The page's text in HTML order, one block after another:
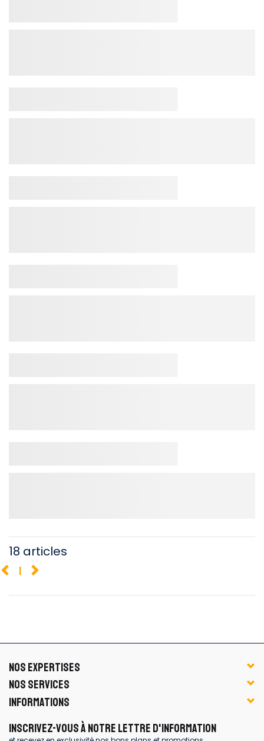
18 articles
1
NOS EXPERTISES
NOS SERVICES
INFORMATIONS
INSCRIVEZ-VOUS À NOTRE LETTRE D'INFORMATION